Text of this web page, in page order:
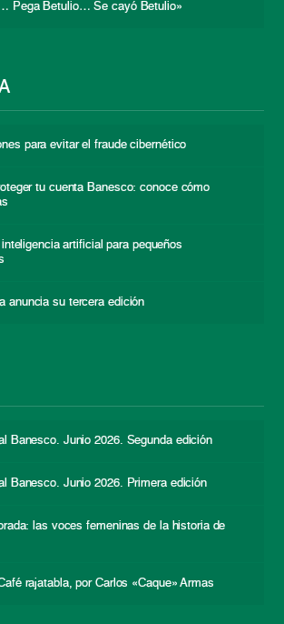
Pega Betulio… Se cayó Betulio»
para evitar el fraude cibernético
tu cuenta Banesco: conoce cómo
artificial para pequeños
anuncia su tercera edición
Banesco. Junio 2026. Segunda edición
Banesco. Junio 2026. Primera edición
las voces femeninas de la historia de
rajatabla, por Carlos «Caque» Armas